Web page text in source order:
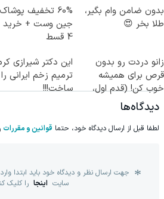
بدون ضامن وام بگیر،
طلا بخر 😍
60% تخفیف پوشاک
جین وست + خرید
4 قسط
زانو دردت رو بدون
قرص برای همیشه
خوب کن! (قدم اول،
پرسش‌نامه)
این دکتر شیرازی
ترمیم زخم ایرانی را
ساخت!!!
دیدگاه‌ها
لطفا قبل از ارسال دیدگاه خود، حتما قوانین و مقررات
جهت ارسال نظر و دیدگاه خود باید ابتدا
سایت اینجا را کلیک